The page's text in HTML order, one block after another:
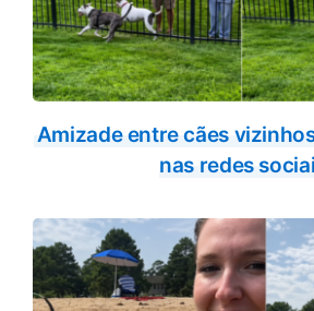
Amizade entre cães
nas redes